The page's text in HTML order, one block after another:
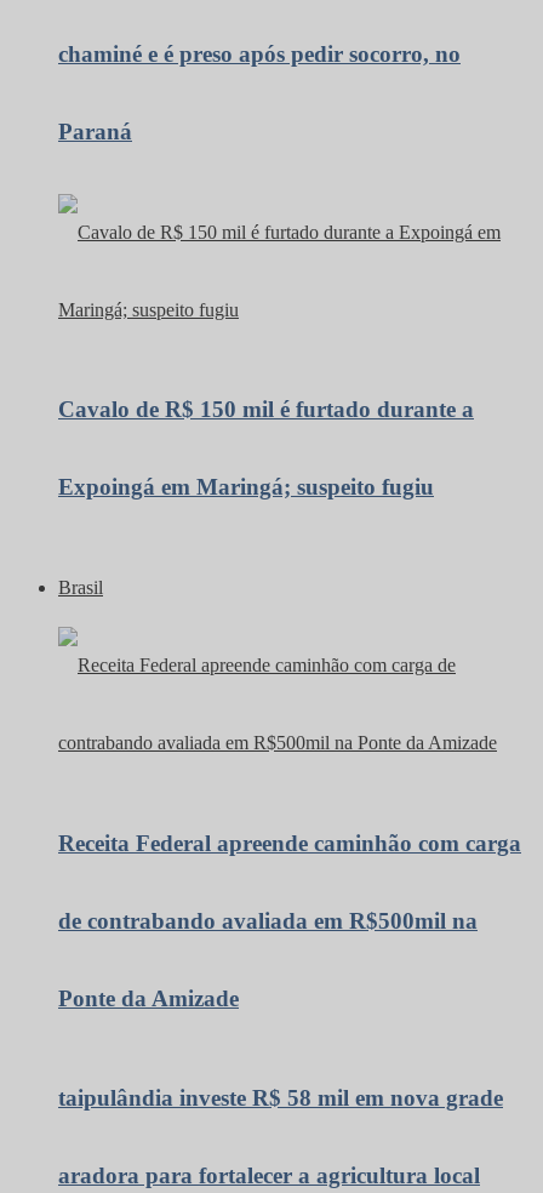
chaminé e é preso após pedir socorro, no
Paraná
Cavalo de R$ 150 mil é furtado durante a
Expoingá em Maringá; suspeito fugiu
Brasil
Receita Federal apreende caminhão com carga
de contrabando avaliada em R$500mil na
Ponte da Amizade
taipulândia investe R$ 58 mil em nova grade
aradora para fortalecer a agricultura local